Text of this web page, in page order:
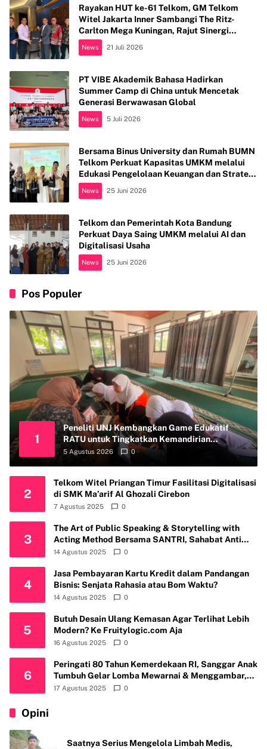
Rayakan HUT ke-61 Telkom, GM Telkom
Witel Jakarta Inner Sambangi The Ritz-
Carlton Mega Kuningan, Rajut Sinergi
Digital untuk Industri Hospitality
News 21 Juli 2026
PT VIBE Akademik Bahasa Hadirkan
Summer Camp di China untuk Mencetak
Generasi Berwawasan Global
News 5 Juli 2026
Bersama Binus University dan Rumah BUMN
Telkom Perkuat Kapasitas UMKM melalui
Edukasi Pengelolaan Keuangan dan Strategi
Penentuan Harga Jual
News 25 Juni 2026
Telkom dan Pemerintah Kota Bandung
Perkuat Daya Saing UMKM melalui AI dan
Digitalisasi Usaha
News 25 Juni 2026
Pos Populer
1
Peneliti UNJ Kembangkan Game Edukatif
RATU untuk Tingkatkan Kemandirian
Perawatan Organ Reproduksi Anak Hambatan
5 Agustus 2026 0
2
Telkom Witel Priangan Timur Fasilitasi Digitalisasi
di SMK Ma’arif Al Ghozali Cirebon
7 Agustus 2025 0
3
The Art of Public Speaking & Storytelling with
Acting Method Bersama SANTRI, Sahabat Anti
Riba Kembali Gelar Workshop di Kota Depok
14 Agustus 2025 0
4
Jasa Pembayaran Kartu Kredit dalam Pandangan
Bisnis: Senjata Rahasia atau Bom Waktu?
14 Agustus 2025 0
5
Butuh Desain Ulang Kemasan Agar Terlihat Lebih
Modern? Ke Fruitylogic.com Aja
16 Agustus 2025 0
6
Peringati 80 Tahun Kemerdekaan RI, Sanggar Anak
Tumbuh Gelar Lomba Mewarnai & Menggambar,
Ajak Anak Cintai Batik Nusantara
17 Agustus 2025 0
Opini
Saatnya Serius Mengelola Limbah Medis,